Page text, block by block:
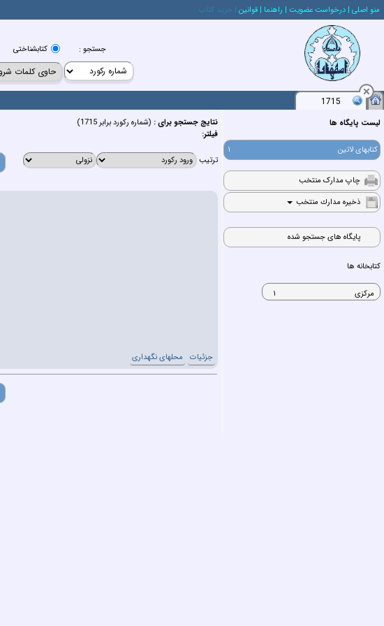
منو اصلي | درخواست عضويت | راهنما | قوانين | خريد كتاب
جستجو : كتابشناختي
1715